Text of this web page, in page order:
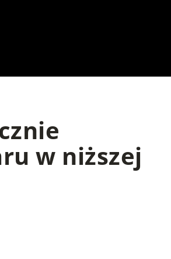
w niższej